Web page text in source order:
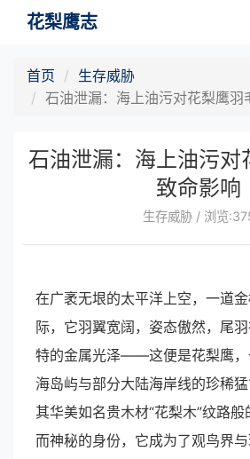
花梨鹰志
首页
生存威胁
石油泄漏：海上油污对花梨鹰羽
石油泄漏：海上油污对
致命影响
生存威胁 / 浏览
在广袤无垠的太平洋上空，一道
际，它羽翼宽阔，姿态傲然，尾
特的金属光泽——这便是花梨鹰，
海岛屿与部分大陆海岸线的珍稀
其华美如名贵木材“花梨木”纹路
而神秘的身份，它成为了观鸟界